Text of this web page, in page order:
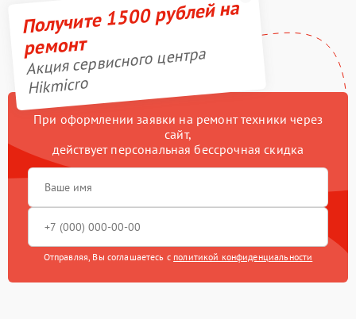
Получите 1500 рублей на
ремонт
Акция сервисного центра
Hikmicro
При оформлении заявки на ремонт техники через
сайт,
действует персональная бессрочная скидка
Отправляя, Вы соглашаетесь с политикой конфиденциальности